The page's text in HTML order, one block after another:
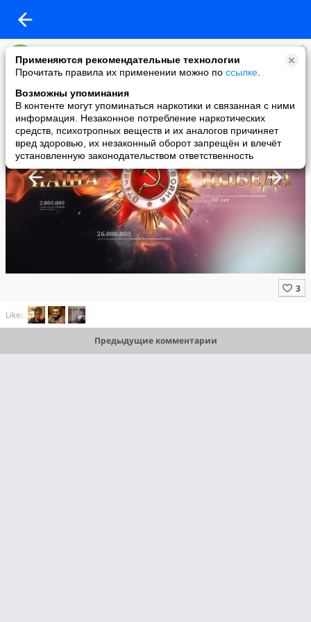
Применяются рекомендательные технологии
Прочитать правила их применении можно по ссылке
Возможны упоминания
В контенте могут упоминаться наркотики и связанная с ними
информация. Незаконное потребление наркотических
средств, психотропных веществ и их аналогов причиняет
вред здоровью, их незаконный оборот запрещён и влечёт
установленную законодательством ответственность
MIR24.TV
added a photo
07 May в 17:53
Like:
Предыдущие комментарии